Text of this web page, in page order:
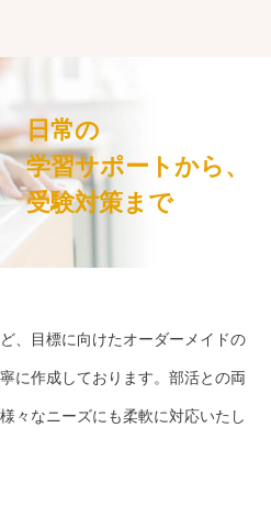
日常の
学習サポートから、
受験対策まで
、目標に向けたオーダーメイドの
に作成しております。部活との両
々なニーズにも柔軟に対応いたし